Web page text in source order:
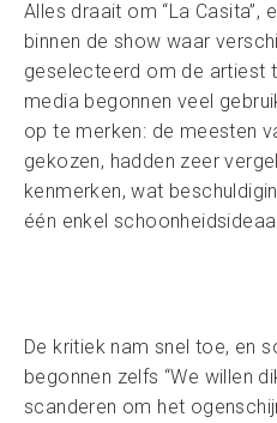
Alles draait om “La Casita”,
binnen de show waar
geselecteerd om de artiest
media begonnen veel
op te merken: de meesten
gekozen, hadden zeer
kenmerken, wat
één enkel
De kritiek nam snel toe, en
begonnen zelfs “We willen
scanderen om het